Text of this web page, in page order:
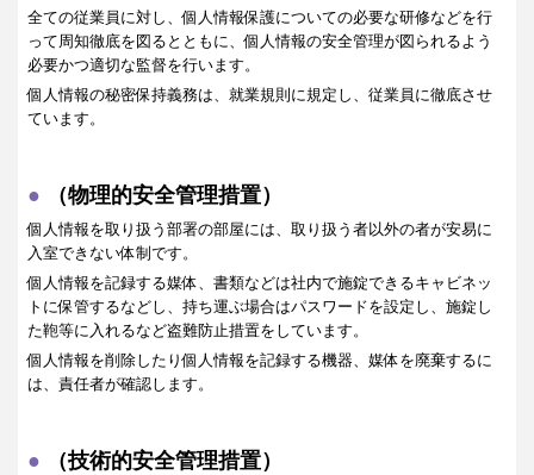
全ての従業員に対し、個人情報保護についての必要な研修などを行
って周知徹底を図るとともに、個人情報の安全管理が図られるよう
必要かつ適切な監督を行います。
個人情報の秘密保持義務は、就業規則に規定し、従業員に徹底させ
ています。
（物理的安全管理措置）
個人情報を取り扱う部署の部屋には、取り扱う者以外の者が安易に
入室できない体制です。
個人情報を記録する媒体、書類などは社内で施錠できるキャビネッ
トに保管するなどし、持ち運ぶ場合はパスワードを設定し、施錠し
た鞄等に入れるなど盗難防止措置をしています。
個人情報を削除したり個人情報を記録する機器、媒体を廃棄するに
は、責任者が確認します。
（技術的安全管理措置）